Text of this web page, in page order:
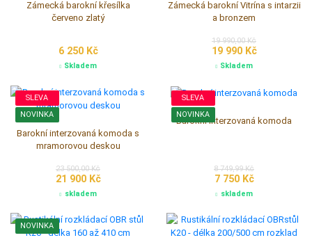
Kůň s jezdcem bronz unikát
175 000 Kč
Skladem
Bronzová socha koně obrovská
369 000 Kč
7-30 dní
NOVINKA
Zámecká barokní křesílka
červeno zlatý
6 250 Kč
Skladem
SLEVA
NOVINKA
19 990,00 Kč
19 990 Kč
Skladem
SLEVA
SLEVA